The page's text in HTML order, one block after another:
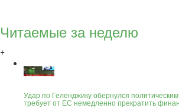
Читаемые за неделю
+
Удар по Геленджику обернулся
требует от ЕС немедленно прекратить